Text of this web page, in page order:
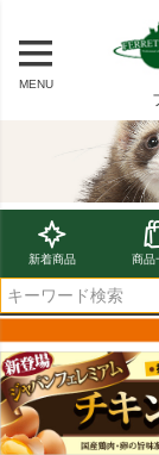
MENU
新着商品 商品